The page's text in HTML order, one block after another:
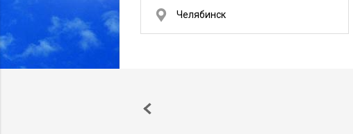
Челябинск